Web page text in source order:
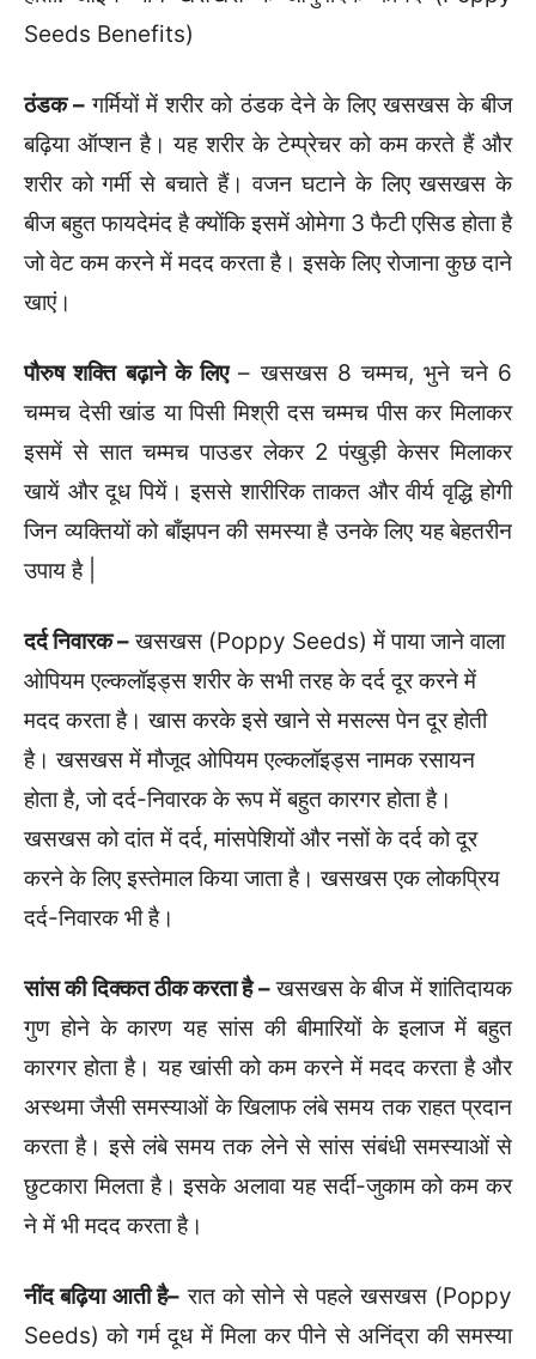
Seeds Benefits)
ठंडक – गर्मियों में शरीर को ठंडक देने के लिए खसखस के बीज
बढ़िया ऑप्शन है। यह शरीर के टेम्प्रेचर को कम करते हैं और
शरीर को गर्मी से बचाते हैं। वजन घटाने के लिए खसखस के
बीज बहुत फायदेमंद है क्योंकि इसमें ओमेगा 3 फैटी एसिड होता है
जो वेट कम करने में मदद करता है। इसके लिए रोजाना कुछ दाने
खाएं।
पौरुष शक्ति बढ़ाने के लिए– खसखस 8 चम्मच, भुने चने 6
चम्मच देसी खांड या पिसी मिश्री दस चम्मच पीस कर मिलाकर
इसमें से सात चम्मच पाउडर लेकर 2 पंखुड़ी केसर मिलाकर
खायें और दूध पियें। इससे शारीरिक ताकत और वीर्य वृद्धि होगी
जिन व्यक्तियों को बाँझपन की समस्या है उनके लिए यह बेहतरीन
उपाय है |
दर्द निवारक –खसखस (Poppy Seeds) में पाया जाने वाला
ओपियम एल्कलॉइड्स शरीर के सभी तरह के दर्द दूर करने में
मदद करता है। खास करके इसे खाने से मसल्स पेन दूर होती
है। खसखस में मौजूद ओपियम एल्कलॉइड्स नामक रसायन
होता है, जो दर्द-निवारक के रूप में बहुत कारगर होता है।
खसखस को दांत में दर्द, मांसपेशियों और नसों के दर्द को दूर
करने के लिए इस्तेमाल किया जाता है। खसखस एक लोकप्रिय
दर्द-निवारक भी है।
सांस की दिक्कत ठीक करता है –खसखस के बीज में शांतिदायक
गुण होने के कारण यह सांस की बीमारियों के इलाज में बहुत
कारगर होता है। यह खांसी को कम करने में मदद करता है और
अस्थमा जैसी समस्याओं के खिलाफ लंबे समय तक राहत प्रदान
करता है। इसे लंबे समय तक लेने से सांस संबंधी समस्याओं से
छुटकारा मिलता है। इसके अलावा यह सर्दी-जुकाम को कम कर
ने में भी मदद करता है।
नींद बढ़िया आती है– रात को सोने से पहले खसखस (Poppy
Seeds) को गर्म दूध में मिला कर पीने से अनिंद्रा की समस्या